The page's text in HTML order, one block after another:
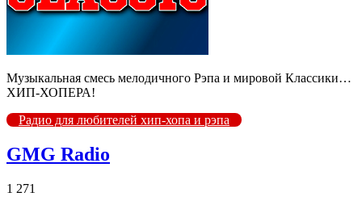
Музыкальная смесь мелодичного Рэпа и мировой Классики…
ХИП-ХОПЕРА!
Радио для любителей хип-хопа и рэпа
GMG Radio
1 271